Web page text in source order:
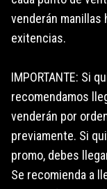
venderán manillas
exitencias.
IMPORTANTE: Si
recomendamos
venderán por
previamente. Si
promo, debes
Se recomienda a